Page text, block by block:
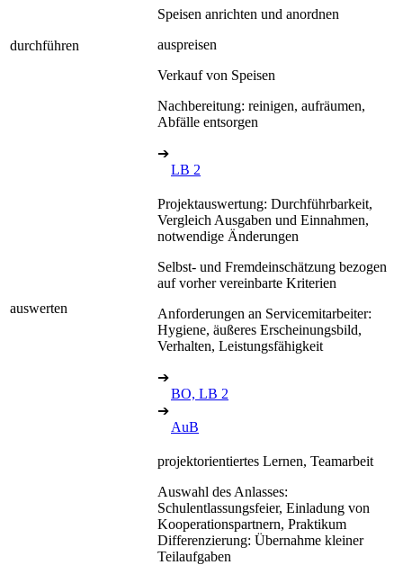
durchführen
Speisen anrichten und anordnen
auspreisen
Verkauf von Speisen
Nachbereitung: reinigen, aufräumen,
Abfälle entsorgen
➔
LB 2
auswerten
Projektauswertung: Durchführbarkeit,
Vergleich Ausgaben und Einnahmen,
notwendige Änderungen
Selbst- und Fremdeinschätzung bezogen
auf vorher vereinbarte Kriterien
Anforderungen an Servicemitarbeiter:
Hygiene, äußeres Erscheinungsbild,
Verhalten, Leistungsfähigkeit
➔
BO, LB 2
➔
AuB
projektorientiertes Lernen, Teamarbeit
Auswahl des Anlasses:
Schulentlassungsfeier, Einladung von
Kooperationspartnern, Praktikum
Differenzierung: Übernahme kleiner
Teilaufgaben